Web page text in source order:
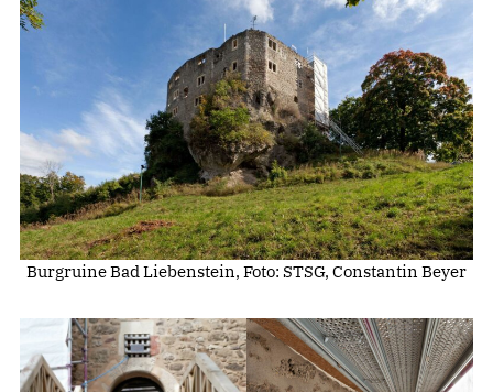
Burgruine Bad Liebenstein, Foto: STSG, Constantin Beyer